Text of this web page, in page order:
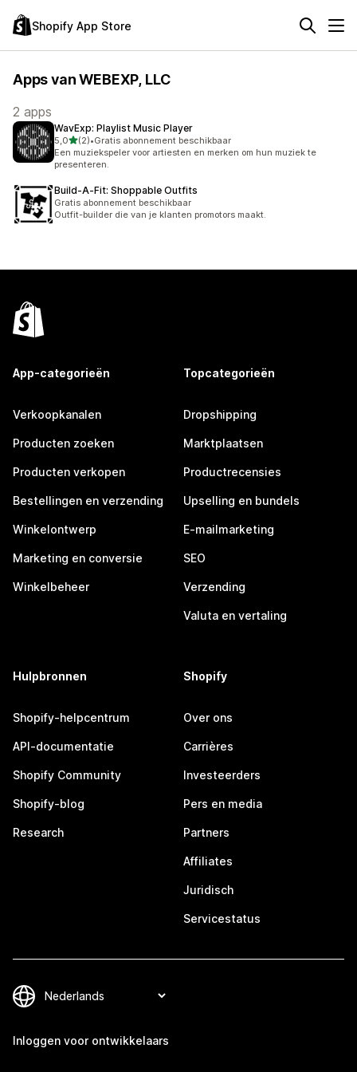
Shopify App Store
Apps van WEBEXP, LLC
2 apps
WavExp: Playlist Music Player
5,0van 5 sterren
(2)
2 recensies in totaal
•Gratis abonnement beschikbaar
Een muziekspeler voor artiesten en merken om hun muziek te
presenteren.
Build‑A‑Fit: Shoppable Outfits
Gratis abonnement beschikbaar
Outfit-builder die van je klanten promotors maakt.
App-categorieën
Verkoopkanalen
Producten zoeken
Producten verkopen
Bestellingen en verzending
Winkelontwerp
Marketing en conversie
Winkelbeheer
Topcategorieën
Dropshipping
Marktplaatsen
Productrecensies
Upselling en bundels
E-mailmarketing
SEO
Verzending
Valuta en vertaling
Hulpbronnen
Shopify-helpcentrum
API-documentatie
Shopify Community
Shopify-blog
Research
Shopify
Over ons
Carrières
Investeerders
Pers en media
Partners
Affiliates
Juridisch
Servicestatus
Inloggen voor ontwikkelaars